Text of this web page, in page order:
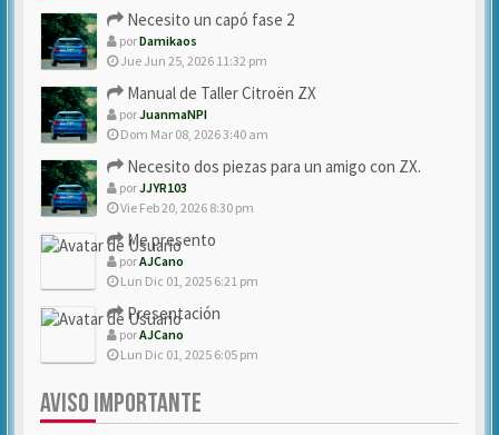
Necesito un capó fase 2
porDamikaos
Jue Jun 25, 2026 11:32 pm
Manual de Taller Citroën ZX
porJuanmaNPI
Dom Mar 08, 2026 3:40 am
Necesito dos piezas para un amigo con ZX.
porJJYR103
Vie Feb 20, 2026 8:30 pm
Me presento
porAJCano
Lun Dic 01, 2025 6:21 pm
Presentación
porAJCano
Lun Dic 01, 2025 6:05 pm
AVISO IMPORTANTE